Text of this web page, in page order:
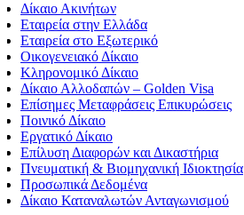
Δίκαιο Ακινήτων
Εταιρεία στην Ελλάδα
Εταιρεία στο Εξωτερικό
Οικογενειακό Δίκαιο
Κληρονομικό Δίκαιο
Δίκαιο Αλλοδαπών – Golden Visa
Επίσημες Μεταφράσεις Επικυρώσεις
Ποινικό Δίκαιο
Εργατικό Δίκαιο
Επίλυση Διαφορών και Δικαστήρια
Πνευματική & Βιομηχανική Ιδιοκτησία
Προσωπικά Δεδομένα
Δίκαιο Καταναλωτών Ανταγωνισμού